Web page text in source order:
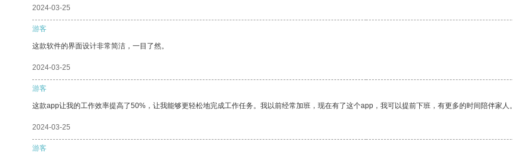
2024-03-25
游客
这款软件的界面设计非常简洁，一目了然。
2024-03-25
游客
这款app让我的工作效率提高了50%，让我能够更轻松地完成工作任务。我以前经常加班，现在有了这个app，我可以提前下班，有更多的时间陪伴家人。
2024-03-25
游客